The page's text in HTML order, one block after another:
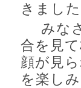
きまし
みなさ
合を見
顔が見
を楽し